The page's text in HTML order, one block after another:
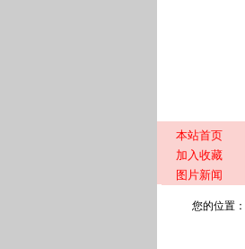
本站首页
加入收藏
图片新闻
您的位置：